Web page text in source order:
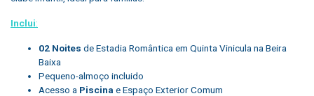
Inclui:
02 Noites de Estadia Romântica em Quinta Vinicula na Beira
Baixa
Pequeno-almoço incluido
Acesso a Piscina e Espaço Exterior Comum